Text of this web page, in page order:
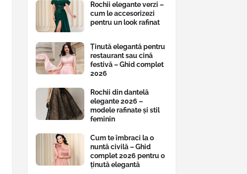
Rochii elegante verzi –
cum le accesorizezi
pentru un look rafinat
Ținută elegantă pentru
restaurant sau cină
festivă – Ghid complet
2026
Rochii din dantelă
elegante 2026 –
modele rafinate și stil
feminin
Cum te îmbraci la o
nuntă civilă – Ghid
complet 2026 pentru o
ținută elegantă